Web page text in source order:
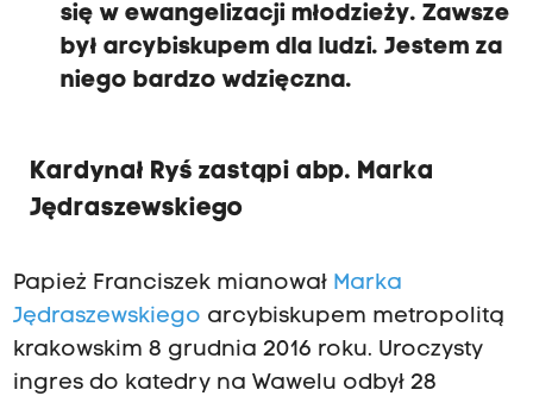
się w ewangelizacji młodzieży. Zawsze
był arcybiskupem dla ludzi. Jestem za
niego bardzo wdzięczna.
Kardynał Ryś zastąpi abp. Marka
Jędraszewskiego
Papież Franciszek mianował Marka
Jędraszewskiego arcybiskupem metropolitą
krakowskim 8 grudnia 2016 roku. Uroczysty
ingres do katedry na Wawelu odbył 28